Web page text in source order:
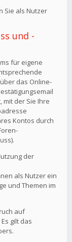
Sie als Nutzer
und -
für eigene
das Online-
mit der Sie Ihre
Kontos durch
der
als Nutzer ein
und Themen im
auf
gilt das